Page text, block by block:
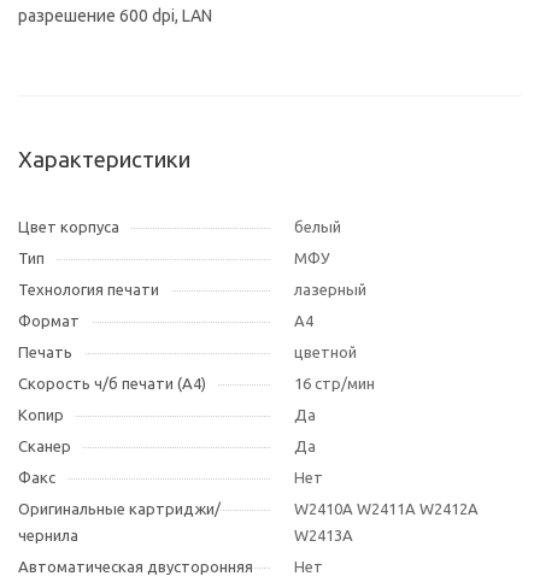
разрешение 600 dpi, LAN
Характеристики
Цвет корпуса
белый
Тип
МФУ
Технология печати
лазерный
Формат
A4
Печать
цветной
Скорость ч/б печати (А4)
16 стр/мин
Копир
Да
Сканер
Да
Факс
Нет
Оригинальные картриджи/
чернила
W2410A W2411A W2412A
W2413A
Автоматическая двусторонняя
Нет